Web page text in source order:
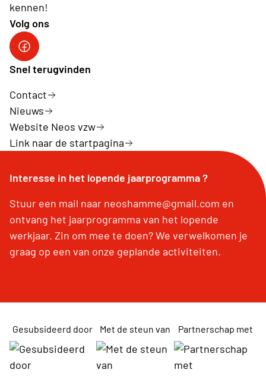
kennen!
Volg ons
Facebook Neos Hamme
Snel terugvinden
Contact
Nieuws
Website Neos vzw
Link naar de startpagina
Interesse in het lopende jaarprogramma ?
Stuur een mail naar neoshamme@gmail.com en
ontvang het jaarprogramma van het lopende
werkjaar. Zin om mee te doen? We verwelkomen je
graag op een van onze geplande activiteiten.
Gesubsideerd door Met de steun van Partnerschap met